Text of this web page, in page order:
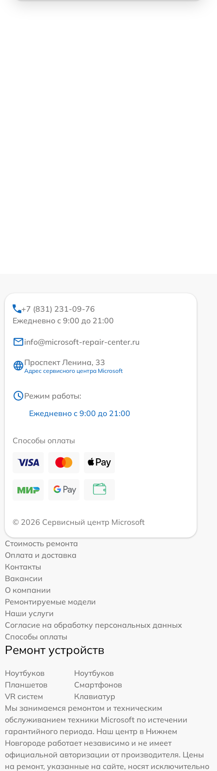
+7 (831) 231-09-76
Ежедневно с 9:00 до 21:00
info@microsoft-repair-center.ru
Проспект Ленина, 33
Адрес сервисного центра Microsoft
Режим работы:
Ежедневно с 9:00 до 21:00
Способы оплаты
© 2026 Сервисный центр Microsoft
Стоимость ремонта
Оплата и доставка
Контакты
Вакансии
О компании
Ремонтируемые модели
Наши услуги
Согласие на обработку персональных данных
Способы оплаты
Ремонт устройств
Ноутбуков
Ноутбуков
Планшетов
Смартфонов
VR систем
Клавиатур
Мы занимаемся ремонтом и техническим
обслуживанием техники Microsoft по истечении
гарантийного периода. Наш центр в Нижнем
Новгороде работает независимо и не имеет
официальной авторизации от производителя. Цены
на ремонт, указанные на сайте, носят исключительно